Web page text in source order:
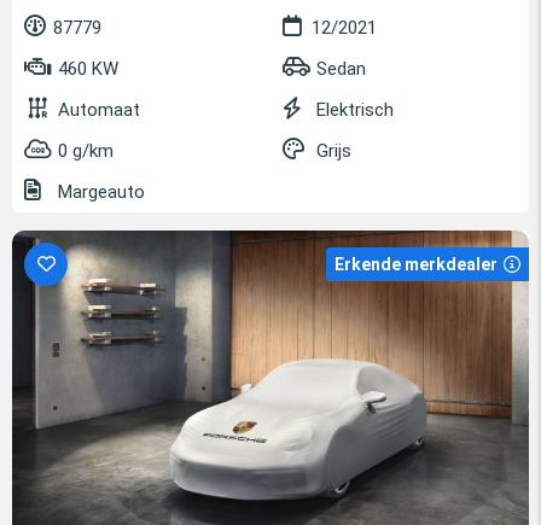
87779
12/2021
460 KW
Sedan
Automaat
Elektrisch
0 g/km
Grijs
Margeauto
Erkende merkdealer